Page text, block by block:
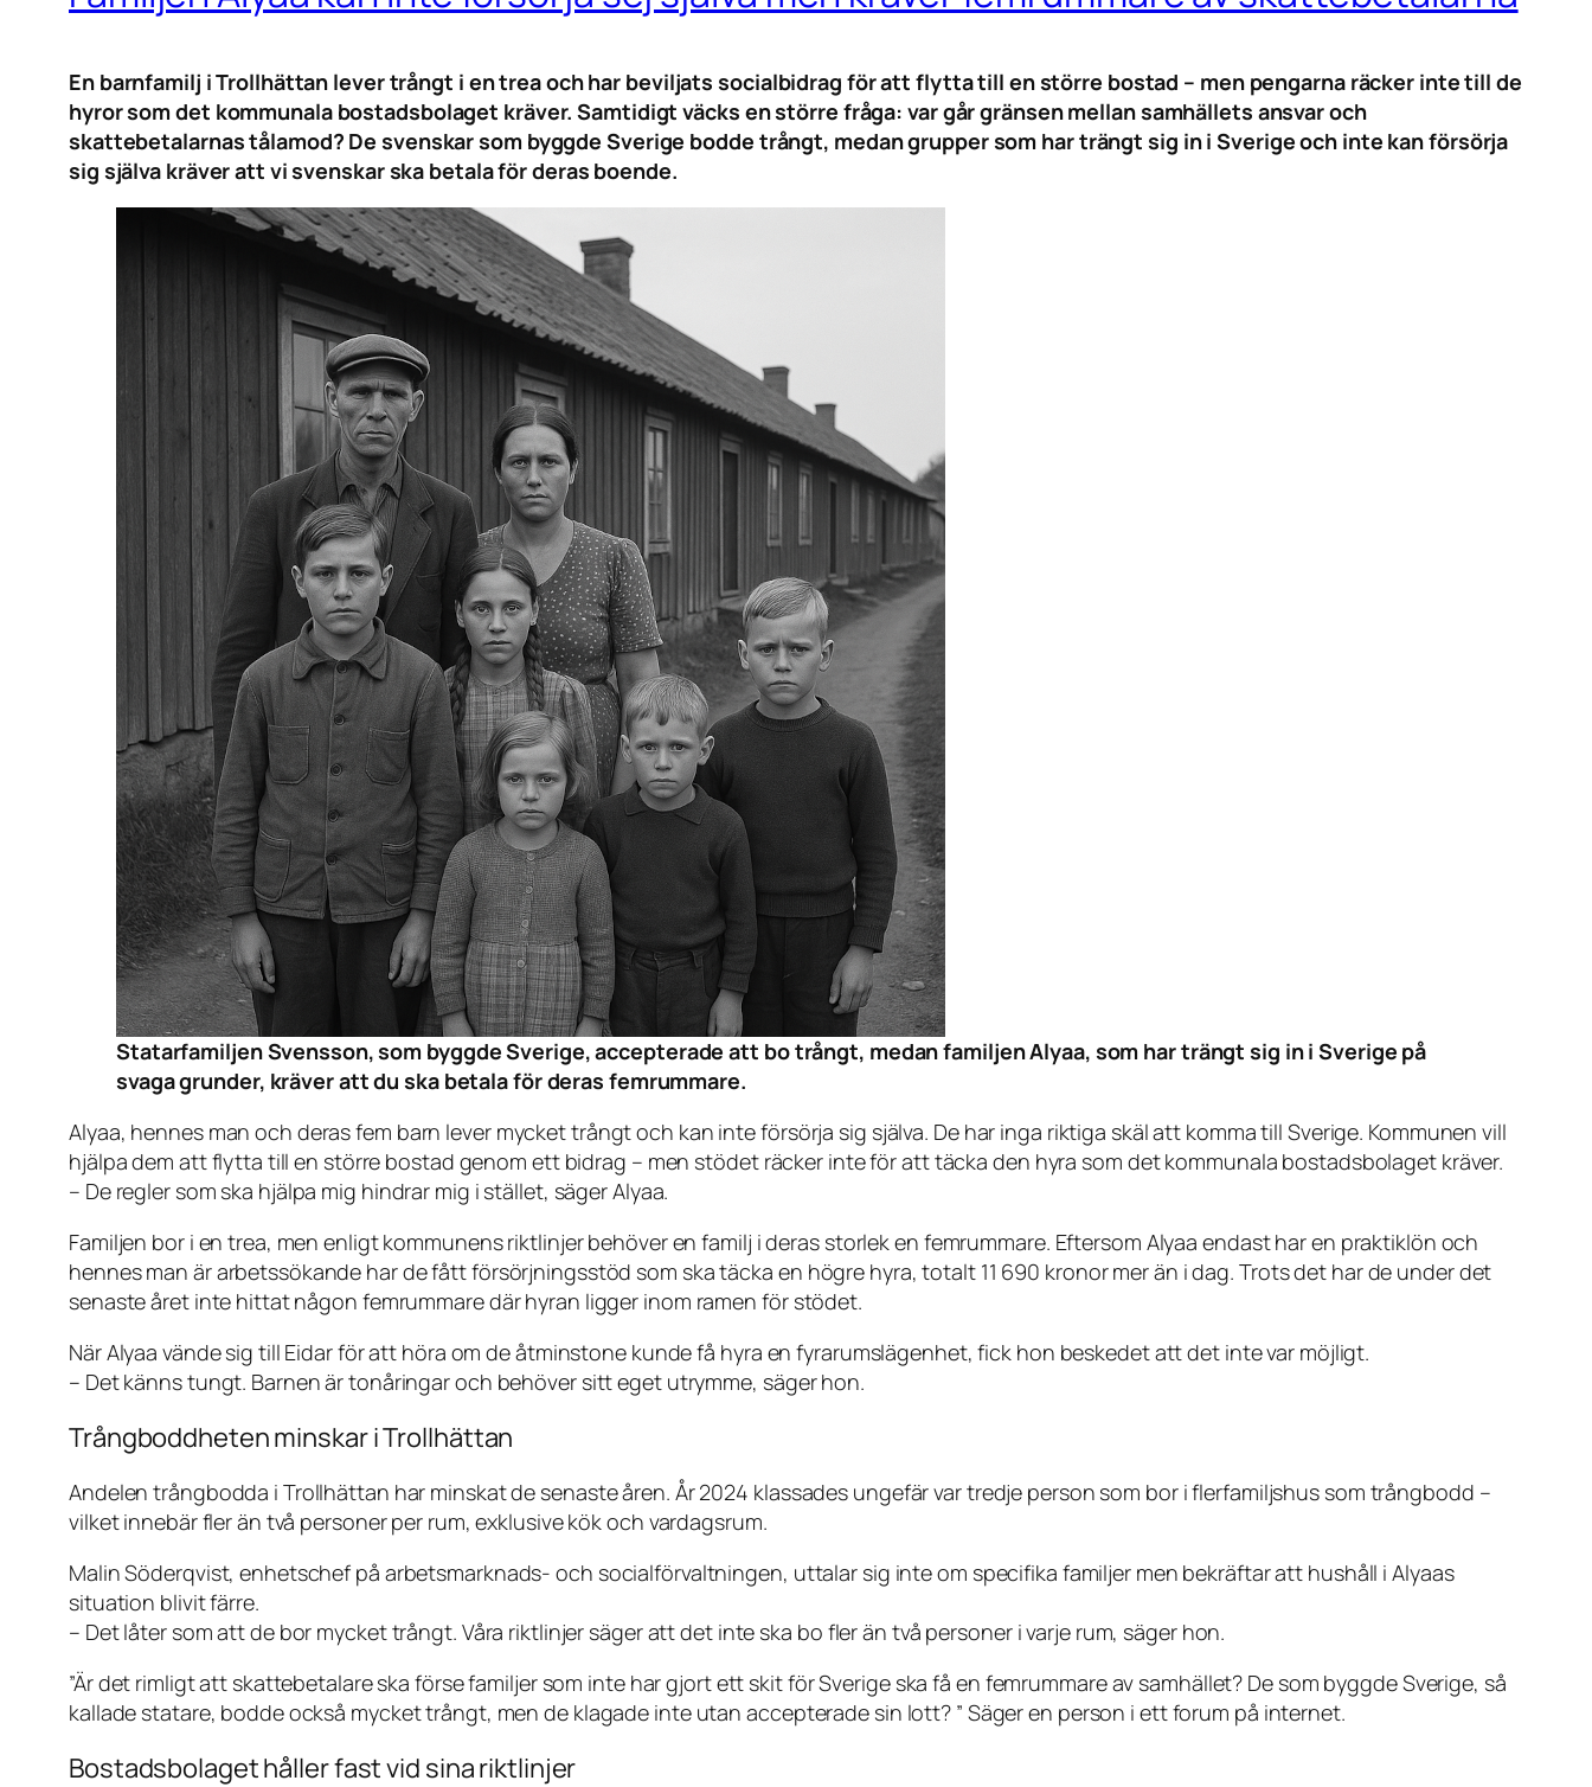
En barnfamilj i Trollhättan lever trångt i en trea och har beviljats socialbidrag för att flytta till en större bostad – men pengarna räcker inte till de
hyror som det kommunala bostadsbolaget kräver. Samtidigt väcks en större fråga: var går gränsen mellan samhällets ansvar och
skattebetalarnas tålamod? De svenskar som byggde Sverige bodde trångt, medan grupper som har trängt sig in i Sverige och inte kan försörja
sig själva kräver att vi svenskar ska betala för deras boende.
Statarfamiljen Svensson, som byggde Sverige, accepterade att bo trångt, medan familjen Alyaa, som har trängt sig in i Sverige på
svaga grunder, kräver att du ska betala för deras femrummare.
Alyaa, hennes man och deras fem barn lever mycket trångt och kan inte försörja sig själva. De har inga riktiga skäl att komma till Sverige. Kommunen vill
hjälpa dem att flytta till en större bostad genom ett bidrag – men stödet räcker inte för att täcka den hyra som det kommunala bostadsbolaget kräver.
– De regler som ska hjälpa mig hindrar mig i stället, säger Alyaa.
Familjen bor i en trea, men enligt kommunens riktlinjer behöver en familj i deras storlek en femrummare. Eftersom Alyaa endast har en praktiklön och
hennes man är arbetssökande har de fått försörjningsstöd som ska täcka en högre hyra, totalt 11 690 kronor mer än i dag. Trots det har de under det
senaste året inte hittat någon femrummare där hyran ligger inom ramen för stödet.
När Alyaa vände sig till Eidar för att höra om de åtminstone kunde få hyra en fyrarumslägenhet, fick hon beskedet att det inte var möjligt.
– Det känns tungt. Barnen är tonåringar och behöver sitt eget utrymme, säger hon.
Trångboddheten minskar i Trollhättan
Andelen trångbodda i Trollhättan har minskat de senaste åren. År 2024 klassades ungefär var tredje person som bor i flerfamiljshus som trångbodd –
vilket innebär fler än två personer per rum, exklusive kök och vardagsrum.
Malin Söderqvist, enhetschef på arbetsmarknads- och socialförvaltningen, uttalar sig inte om specifika familjer men bekräftar att hushåll i Alyaas
situation blivit färre.
– Det låter som att de bor mycket trångt. Våra riktlinjer säger att det inte ska bo fler än två personer i varje rum, säger hon.
”Är det rimligt att skattebetalare ska förse familjer som inte har gjort ett skit för Sverige ska få en femrummare av samhället? De som byggde Sverige, så
kallade statare, bodde också mycket trångt, men de klagade inte utan accepterade sin lott? ” Säger en person i ett forum på internet.
Bostadsbolaget håller fast vid sina riktlinjer